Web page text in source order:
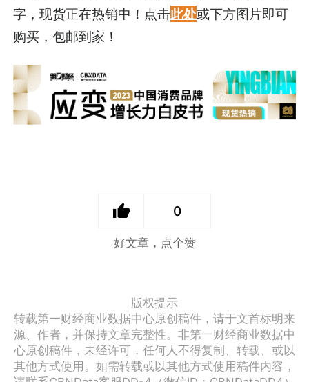
字，现货正在热销中！点击此处或下方图片即可
购买，包邮到家！
0
好文章，点个赞
版权提示
转载第一财经商业数据中心原创稿件，请于文首标明来
源、作者，并保持文章完整性。非第一财经商业数据中
心原创稿件，未经许可，任何人不得复制、转载、或以
其他方式使用。如需转载或以其他方式使用稿件内容，